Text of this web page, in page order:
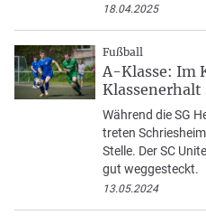
18.04.2025
Fußball
A-Klasse: Im
Während die SG
treten
Stelle. Der SC
gut weggesteckt.
13.05.2024